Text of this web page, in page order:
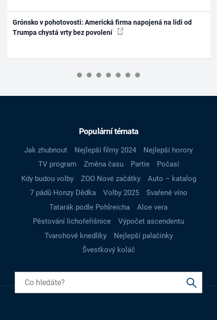
Grónsko v pohotovosti: Americká firma napojená na lidi od
Trumpa chystá vrty bez povolení
Populární témata
Jak zhubnout Nejlepší filmy 2024
Nejlepší horory
TV program
Změna času Partie
Počasí
Kdy budou volby
ZOO Nové začátky
Auto – katalog
7 pádů Honzy Dědka
Volby 2025
Svařené víno
Tatarák podle Pohlreicha
Aloe vera
Pěstování lichořeřišnice
Výpočet ascendentu
Tvarohové knedlíky
Nejlepší palačinky
Švestkový koláč